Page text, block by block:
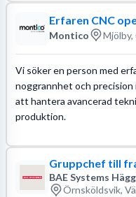
Erfaren CNC
Montico
Vi söker en person med
noggrannhet och precision
att hantera avancerad
produktion.
Gruppchef till
BAE Systems
Örnsköldsvik,